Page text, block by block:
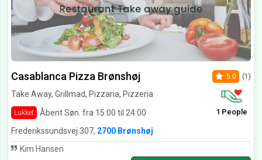
Casablanca Pizza Brønshøj
Take Away, Grillmad, Pizzaria, Pizzeria
Lukket Åbent Søn. fra 15:00 til 24:00
5.0 (1)
1 People
Frederikssundsvej 307, 2700 Brønshøj
Kim Hansen